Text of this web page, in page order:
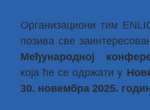
Организациони тим
позива све
Међународној
која ће се одржати у
30. новембра 2025.